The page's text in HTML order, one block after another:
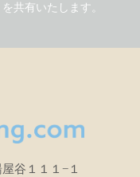
共有いたします。
谷１１１−１